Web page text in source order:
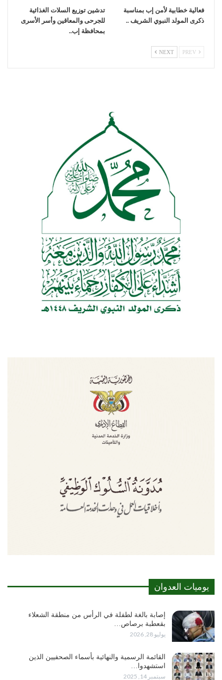
فعالية خطابية لأمن إب بمناسبة
ذكرى المولد النبوي الشريف ..
تدشين توزيع السلات الغذائية
للجرحى والمعاقين وأسر الأسرى
بمحافظة إب..
NEXT
يوميات العدوان
إصابة بالغة لطفلة في الرأس من منطقة الشعلاء
بقعطبة برصاص…
يوليو 28, 2026
القائمة الرسمية والنهائية بأسماء الصحفيين الذين
استشهدوا…
سبتمبر 14, 2025